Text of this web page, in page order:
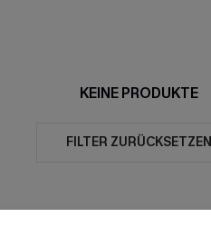
KEINE PRODUKTE
FILTER ZURÜCKSETZEN